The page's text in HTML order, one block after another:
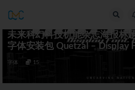
未来科幻科技机能杂志海报标
字体安装包 Quetzal – Display
字体 15